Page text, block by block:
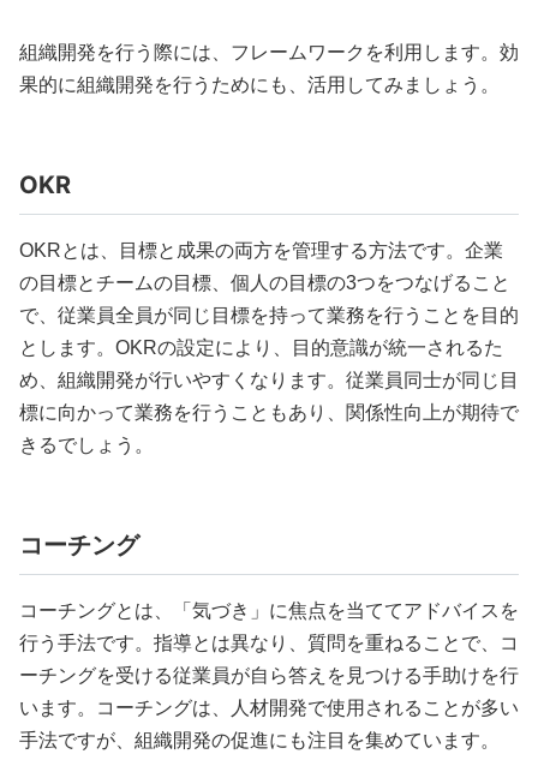
組織開発を行う際には、フレームワークを利用します。効
果的に組織開発を行うためにも、活用してみましょう。
OKR
OKRとは、目標と成果の両方を管理する方法です。企業
の目標とチームの目標、個人の目標の3つをつなげること
で、従業員全員が同じ目標を持って業務を行うことを目的
とします。OKRの設定により、目的意識が統一されるた
め、組織開発が行いやすくなります。従業員同士が同じ目
標に向かって業務を行うこともあり、関係性向上が期待で
きるでしょう。
コーチング
コーチングとは、「気づき」に焦点を当ててアドバイスを
行う手法です。指導とは異なり、質問を重ねることで、コ
ーチングを受ける従業員が自ら答えを見つける手助けを行
います。コーチングは、人材開発で使用されることが多い
手法ですが、組織開発の促進にも注目を集めています。